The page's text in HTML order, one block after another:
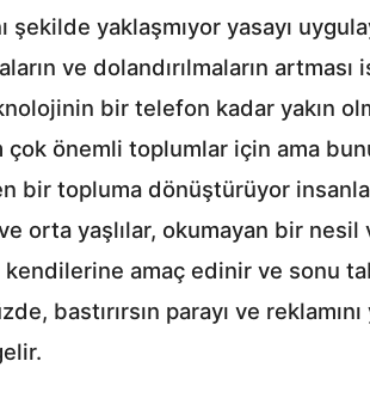
şekilde yaklaşmıyor yasayı
ve dolandırılmaların
bir telefon kadar yakın
önemli toplumlar için ama
bir topluma dönüştürüyor
orta yaşlılar, okumayan bir nesil
amaç edinir ve sonu
bastırırsın parayı ve